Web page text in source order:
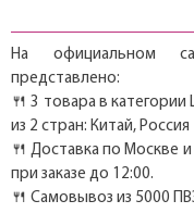
На официальном
представлено:
🍴 3 товара в
из 2 стран: Китай, Россия
🍴 Доставка по Москве
при заказе до 12:00.
🍴 Самовывоз из 5000